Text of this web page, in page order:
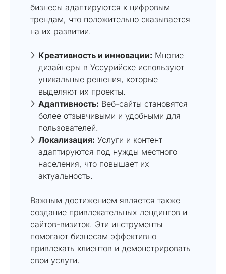
бизнесы адаптируются к цифровым
трендам, что положительно сказывается
на их развитии.
Креативность и инновации: Многие
дизайнеры в Уссурийске используют
уникальные решения, которые
выделяют их проекты.
Адаптивность: Веб-сайты становятся
более отзывчивыми и удобными для
пользователей.
Локализация: Услуги и контент
адаптируются под нужды местного
населения, что повышает их
актуальность.
Важным достижением является также
создание привлекательных лендингов и
сайтов-визиток. Эти инструменты
помогают бизнесам эффективно
привлекать клиентов и демонстрировать
свои услуги.